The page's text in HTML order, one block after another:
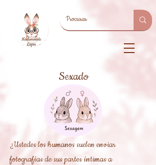
Sexado
¿Ustedes los humanos suelen enviar
fotografías de sus partes íntimas a